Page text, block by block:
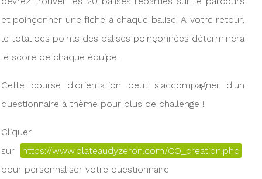
et poinçonner une fiche à chaque balise. A votre retour,
le total des points des balises poinçonnées déterminera
le score de chaque équipe.
Cette course d'orientation peut s'accompagner d'un
questionnaire à thème pour plus de challenge !
Cliquer
sur
https://www.plateaudyzeron.com/CO_creation.php
pour personnaliser votre questionnaire